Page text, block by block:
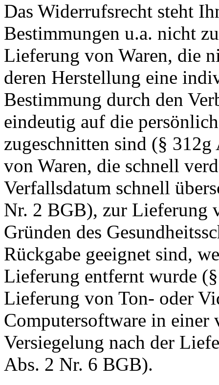
Das Widerrufsrecht steht
Bestimmungen u.a. nicht
Lieferung von Waren, die
deren Herstellung eine
Bestimmung durch den
eindeutig auf die
zugeschnitten sind (§
von Waren, die schnell
Verfallsdatum schnell
Nr. 2 BGB), zur Lieferung
Gründen des
Rückgabe geeignet sind,
Lieferung entfernt wurde
Lieferung von Ton- oder
Computersoftware in einer
Versiegelung nach der
Abs. 2 Nr. 6 BGB).